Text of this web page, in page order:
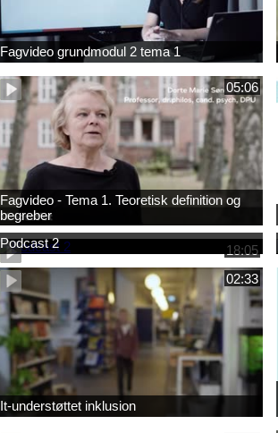
Fagvideo grundmodul 2 tema 1
05:06
Fagvideo - Tema 1. Teoretisk definition og
begreber
18:05
Podcast 2
02:33
It-understøttet inklusion